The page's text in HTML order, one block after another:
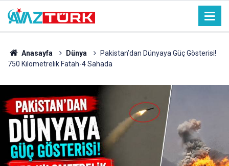
Anasayfa Dünya
Pakistan’dan Dünyaya Güç Gösterisi!
750 Kilometrelik Fatah-4 Sahada